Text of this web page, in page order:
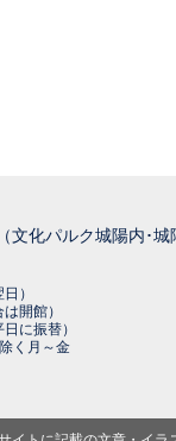
文化パルク城陽内･
）
開館）
に振替）
月～金